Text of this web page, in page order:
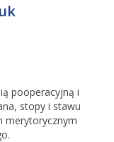
pooperacyjną i
stopy i stawu
merytorycznym